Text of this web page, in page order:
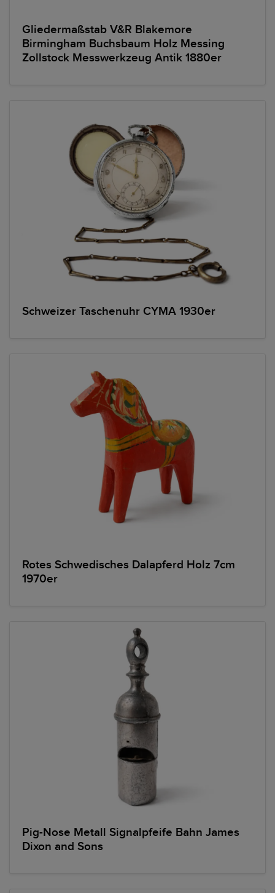
Gliedermaßstab V&R Blakemore
Birmingham Buchsbaum Holz Messing
Zollstock Messwerkzeug Antik 1880er
Schweizer Taschenuhr CYMA 1930er
Rotes Schwedisches Dalapferd Holz 7cm
1970er
Pig-Nose Metall Signalpfeife Bahn James
Dixon and Sons